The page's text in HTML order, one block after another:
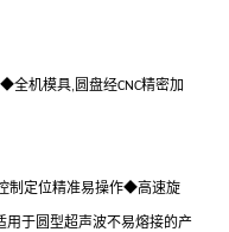
全机模具, 圆盘经CNC精密加
制定位精准易操作◆高速旋
于圆型超声波不易熔接的产